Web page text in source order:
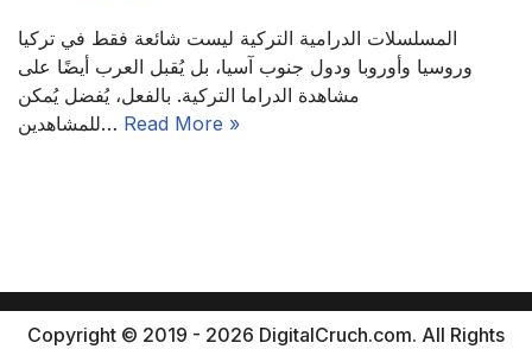
المسلسلات الدرامية التركية ليست شائعة فقط في تركيا
وروسيا وأوروبا ودول جنوب آسيا، بل يُقبل العرب أيضًا على
مشاهدة الدراما التركية. بالفعل، يُفضل يُمكن
للمشاهدين… Read More »
Copyright © 2019 - 2026 DigitalCruch.com. All Rights